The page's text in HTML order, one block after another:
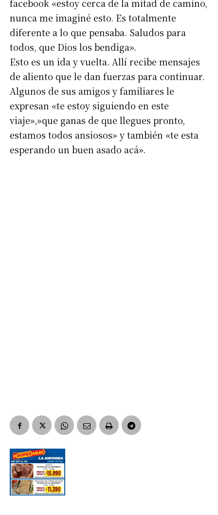
Dirección de correo electrónico*
Nombre
Apellidos
Número de teléfono
facebook «estoy cerca de la mitad de camino,
nunca me imaginé esto. Es totalmente
diferente a lo que pensaba. Saludos para
todos, que Dios los bendiga».
Esto es un ida y vuelta. Allí recibe mensajes
de aliento que le dan fuerzas para continuar.
Algunos de sus amigos y familiares le
expresan «te estoy siguiendo en este
viaje»,»que ganas de que llegues pronto,
estamos todos ansiosos» y también «te esta
esperando un buen asado acá».